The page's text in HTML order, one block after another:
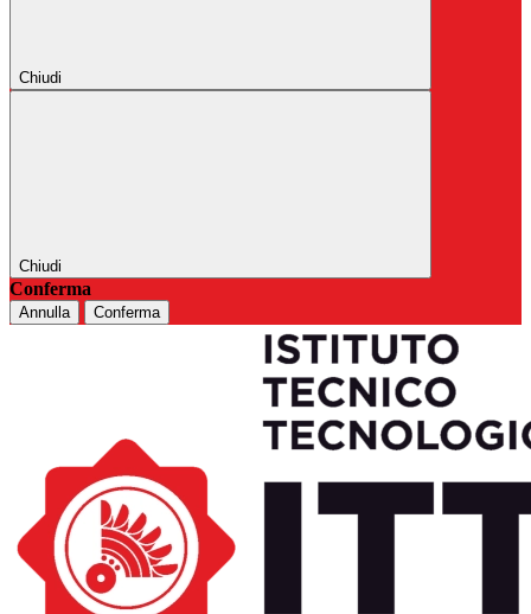
Chiudi
Chiudi
Conferma
Annulla Conferma